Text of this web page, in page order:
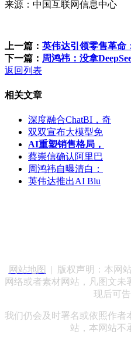
来源：中国互联网信息中心
上一篇： 英伟达引领零售革命
下一篇： 周鸿祎：没拿
返回列表
相关文章
深度融合ChatBI，奇
双双宣布大模型免
AI重塑销售格局，
蔡崇信确认阿里巴
周鸿祎自曝清白：
英伟达推出AI Blu
网站地图
| 版权声明：本网
网络或者素材网站，凡图文
现后可
我们仍会及时署名或依照作者
站，本网站不